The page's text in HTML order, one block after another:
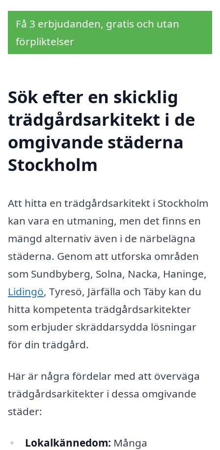
Få 3 erbjudanden, gratis och utan
förpliktelser
Sök efter en skicklig
trädgårdsarkitekt i de
omgivande städerna
Stockholm
Att hitta en trädgårdsarkitekt i Stockholm
kan vara en utmaning, men det finns en
mängd alternativ även i de närbelägna
städerna. Genom att utforska områden
som Sundbyberg, Solna, Nacka, Haninge,
Lidingö, Tyresö, Järfälla och Täby kan du
hitta kompetenta trädgårdsarkitekter
som erbjuder skräddarsydda lösningar
för din trädgård.
Här är några fördelar med att överväga
trädgårdsarkitekter i dessa omgivande
städer:
Lokalkännedom: Många